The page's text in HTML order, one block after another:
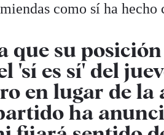
como sí ha
que su
'sí es sí' del
en lugar de la
ha